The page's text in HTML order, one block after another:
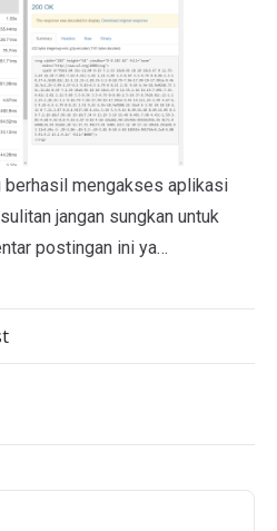
berhasil mengakses aplikasi
jangan sungkan untuk
postingan ini ya…